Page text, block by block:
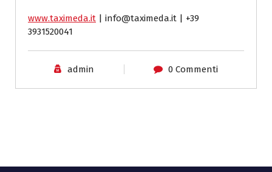
www.taximeda.it | info@taximeda.it | +39
3931520041
admin 0 Commenti